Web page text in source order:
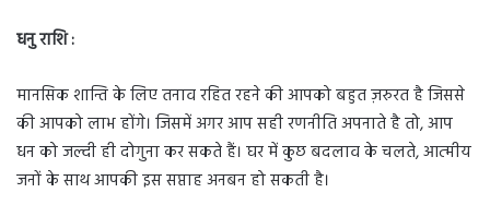
धनु राशि :
मानसिक शान्ति के लिए तनाव रहित रहने की आपको बहुत ज़रुरत है जिससे
की आपको लाभ होंगे। जिसमें अगर आप सही रणनीति अपनाते है तो, आप
धन को जल्दी ही दोगुना कर सकते हैं। घर में कुछ बदलाव के चलते, आत्मीय
जनों के साथ आपकी इस सप्ताह अनबन हो सकती है।